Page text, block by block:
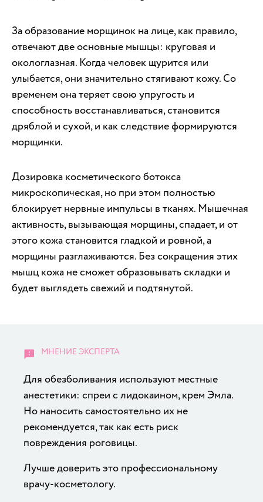
За образование морщинок на лице, как правило,
отвечают две основные мышцы: круговая и
окологлазная. Когда человек щурится или
улыбается, они значительно стягивают кожу. Со
временем она теряет свою упругость и
способность восстанавливаться, становится
дряблой и сухой, и как следствие формируются
морщинки.
Дозировка косметического ботокса
микроскопическая, но при этом полностью
блокирует нервные импульсы в тканях. Мышечная
активность, вызывающая морщины, спадает, и от
этого кожа становится гладкой и ровной, а
морщины разглаживаются. Без сокращения этих
мышц кожа не сможет образовывать складки и
будет выглядеть свежий и подтянутой.
Для обезболивания используют местные
анестетики: спреи с лидокаином, крем Эмла.
Но наносить самостоятельно их не
рекомендуется, так как есть риск
повреждения роговицы.
Лучше доверить это профессиональному
врачу-косметологу.